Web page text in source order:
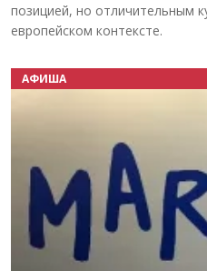
позицией, но отличительным
европейском контексте.
АФИША